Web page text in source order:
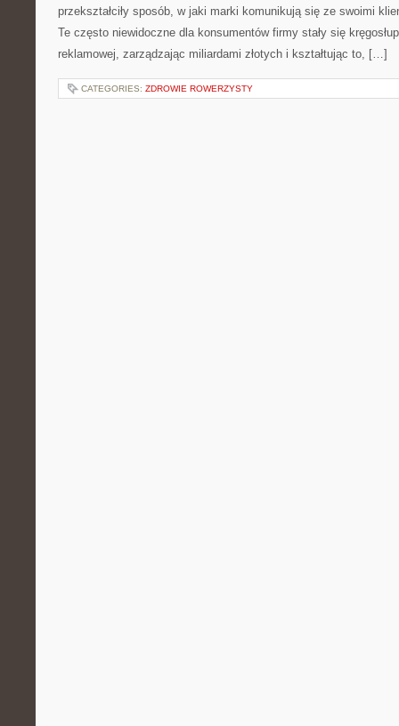
przekształciły sposób, w jaki marki komunikują się ze swoimi
Te często niewidoczne dla konsumentów firmy stały się
reklamowej, zarządzając miliardami złotych i kształtując to, […]
CATEGORIES: ZDROWIE ROWERZYSTY